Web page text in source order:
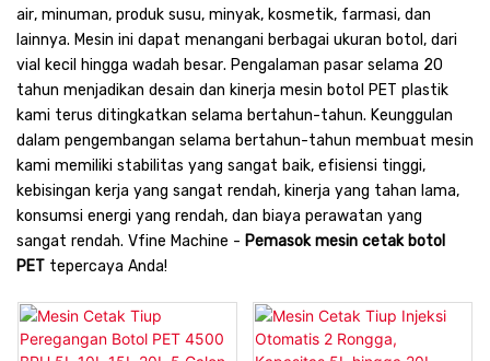
air, minuman, produk susu, minyak, kosmetik, farmasi, dan
lainnya. Mesin ini dapat menangani berbagai ukuran botol, dari
vial kecil hingga wadah besar. Pengalaman pasar selama 20
tahun menjadikan desain dan kinerja mesin botol PET plastik
kami terus ditingkatkan selama bertahun-tahun. Keunggulan
dalam pengembangan selama bertahun-tahun membuat mesin
kami memiliki stabilitas yang sangat baik, efisiensi tinggi,
kebisingan kerja yang sangat rendah, kinerja yang tahan lama,
konsumsi energi yang rendah, dan biaya perawatan yang
sangat rendah. Vfine Machine - Pemasok mesin cetak botol
PET tepercaya Anda!